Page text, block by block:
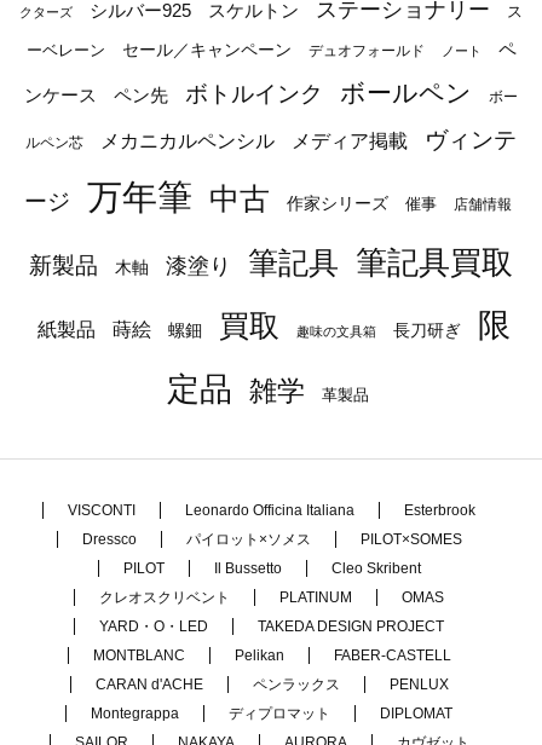
クターズ シルバー925 スケルトン ステーショナリー ス
ーベレーン セール／キャンペーン デュオフォールド ノート ペ
ンケース ペン先 ボトルインク ボールペン ボー
ルペン芯 メカニカルペンシル メディア掲載 ヴィンテ
ージ 万年筆 中古 作家シリーズ 催事 店舗情報
新製品 木軸 漆塗り 筆記具 筆記具買取
紙製品 蒔絵 螺鈿 買取 趣味の文具箱 長刀研ぎ
限
定品
雑学 革製品
VISCONTI Leonardo Officina Italiana
Esterbrook
Dressco
パイロット×ソメス
PILOT×SOMES
PILOT
Il Bussetto
Cleo Skribent
クレオスクリベント
PLATINUM
OMAS
YARD・O・LED
TAKEDA DESIGN PROJECT
MONTBLANC
Pelikan
FABER-CASTELL
CARAN d'ACHE
ペンラックス
PENLUX
Montegrappa
ディプロマット
DIPLOMAT